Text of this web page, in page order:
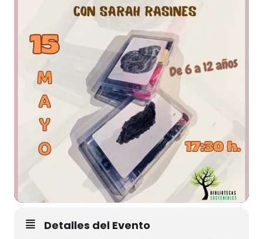
Detalles del Evento